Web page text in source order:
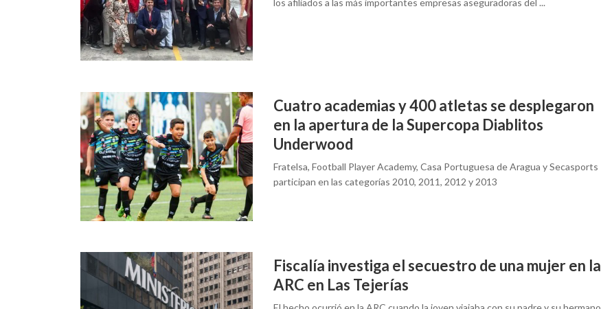
los afiliados a las más importantes empresas aseguradoras del ...
Cuatro academias y 400 atletas se desplegaron
en la apertura de la Supercopa Diablitos
Underwood
Fratelsa, Football Player Academy, Casa Portuguesa de Aragua y Secasports
participan en las categorías 2010, 2011, 2012 y 2013
Fiscalía investiga el secuestro de una mujer en la
ARC en Las Tejerías